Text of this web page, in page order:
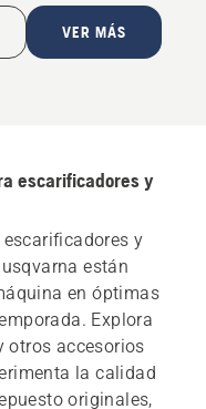
VER MÁS
escarificadores y
y
están
en óptimas
Explora
otros accesorios
la calidad
originales,